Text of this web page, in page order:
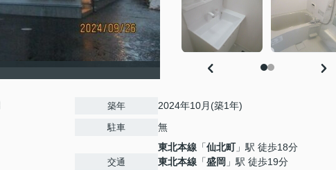
築年 2024年10月(築1年)
駐車 無
交通
東北本線 「仙北町」駅 徒歩18分
東北本線 「盛岡 」駅 徒歩19分